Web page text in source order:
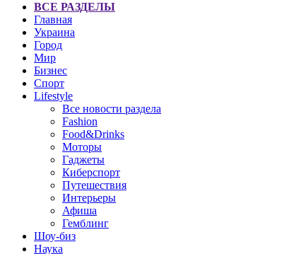
ВСЕ РАЗДЕЛЫ
Главная
Украина
Город
Мир
Бизнес
Спорт
Lifestyle
Все новости раздела
Fashion
Food&Drinks
Моторы
Гаджеты
Киберспорт
Путешествия
Интерьеры
Афиша
Гемблинг
Шоу-биз
Наука